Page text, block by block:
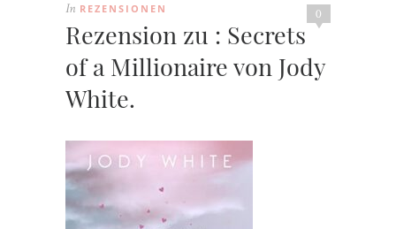
0
In REZENSIONEN
Rezension zu : Secrets
of a Millionaire von Jody
White.